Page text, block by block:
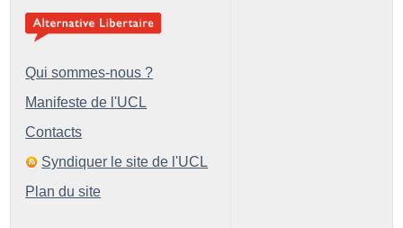
Qui sommes-nous ?
Manifeste de l'UCL
Contacts
Syndiquer le site de l'UCL
Plan du site